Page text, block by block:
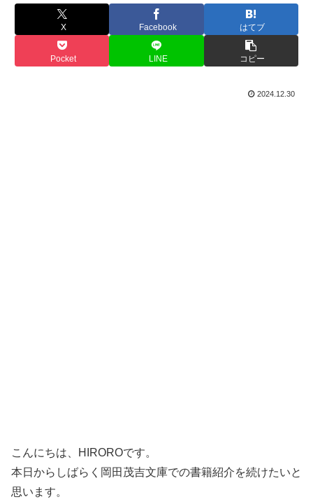
X Facebook はてブ
Pocket LINE コピー
2024.12.30
こんにちは、HIROROです。
本日からしばらく岡田茂吉文庫での書籍紹介を続けたいと
思います。